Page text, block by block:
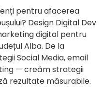
pentru afacerea
Design Digital Dev
digital pentru
Alba. De la
Social Media, email
— creăm strategii
rezultate măsurabile.